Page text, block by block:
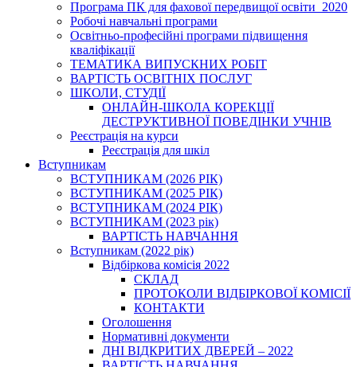
Програма ПК для фахової передвищої освіти_2020
Робочі навчальні програми
Освітньо-професійні програми підвищення
кваліфікації
ТЕМАТИКА ВИПУСКНИХ РОБІТ
ВАРТІСТЬ ОСВІТНІХ ПОСЛУГ
ШКОЛИ, СТУДІЇ
ОНЛАЙН-ШКОЛА КОРЕКЦІЇ
ДЕСТРУКТИВНОЇ ПОВЕДІНКИ УЧНІВ
Реєстрація на курси
Реєстрація для шкіл
Вступникам
ВСТУПНИКАМ (2026 РІК)
ВСТУПНИКАМ (2025 РІК)
ВСТУПНИКАМ (2024 РІК)
ВСТУПНИКАМ (2023 рік)
ВАРТІСТЬ НАВЧАННЯ
Вступникам (2022 рік)
Відбіркова комісія 2022
СКЛАД
ПРОТОКОЛИ ВІДБІРКОВОЇ КОМІСІЇ
КОНТАКТИ
Оголошення
Нормативні документи
ДНІ ВІДКРИТИХ ДВЕРЕЙ – 2022